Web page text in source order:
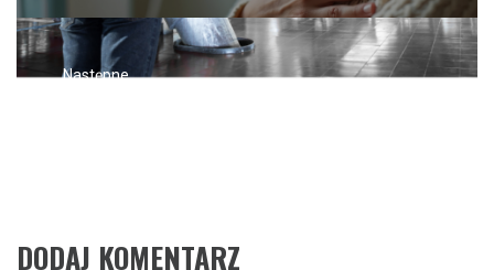
Następne
DODAJ KOMENTARZ